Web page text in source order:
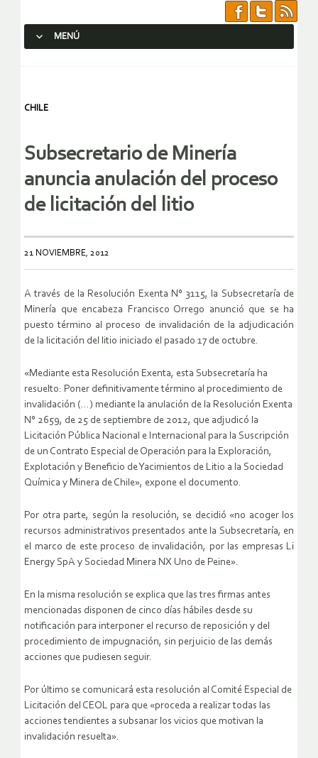
MENÚ
CHILE
Subsecretario de Minería
anuncia anulación del proceso
de licitación del litio
21 NOVIEMBRE, 2012
A través de la Resolución Exenta N° 3115, la Subsecretaría de
Minería que encabeza Francisco Orrego anunció que se ha
puesto término al proceso de invalidación de la adjudicación
de la licitación del litio iniciado el pasado 17 de octubre.
«Mediante esta Resolución Exenta, esta Subsecretaría ha
resuelto: Poner definitivamente término al procedimiento de
invalidación (…) mediante la anulación de la Resolución Exenta
N° 2659, de 25 de septiembre de 2012, que adjudicó la
Licitación Pública Nacional e Internacional para la Suscripción
de un Contrato Especial de Operación para la Exploración,
Explotación y Beneficio de Yacimientos de Litio a la Sociedad
Química y Minera de Chile», expone el documento.
Por otra parte, según la resolución, se decidió «no acoger los
recursos administrativos presentados ante la Subsecretaría, en
el marco de este proceso de invalidación, por las empresas Li
Energy SpA y Sociedad Minera NX Uno de Peine».
En la misma resolución se explica que las tres firmas antes
mencionadas disponen de cinco días hábiles desde su
notificación para interponer el recurso de reposición y del
procedimiento de impugnación, sin perjuicio de las demás
acciones que pudiesen seguir.
Por último se comunicará esta resolución al Comité Especial de
Licitación del CEOL para que «proceda a realizar todas las
acciones tendientes a subsanar los vicios que motivan la
invalidación resuelta».